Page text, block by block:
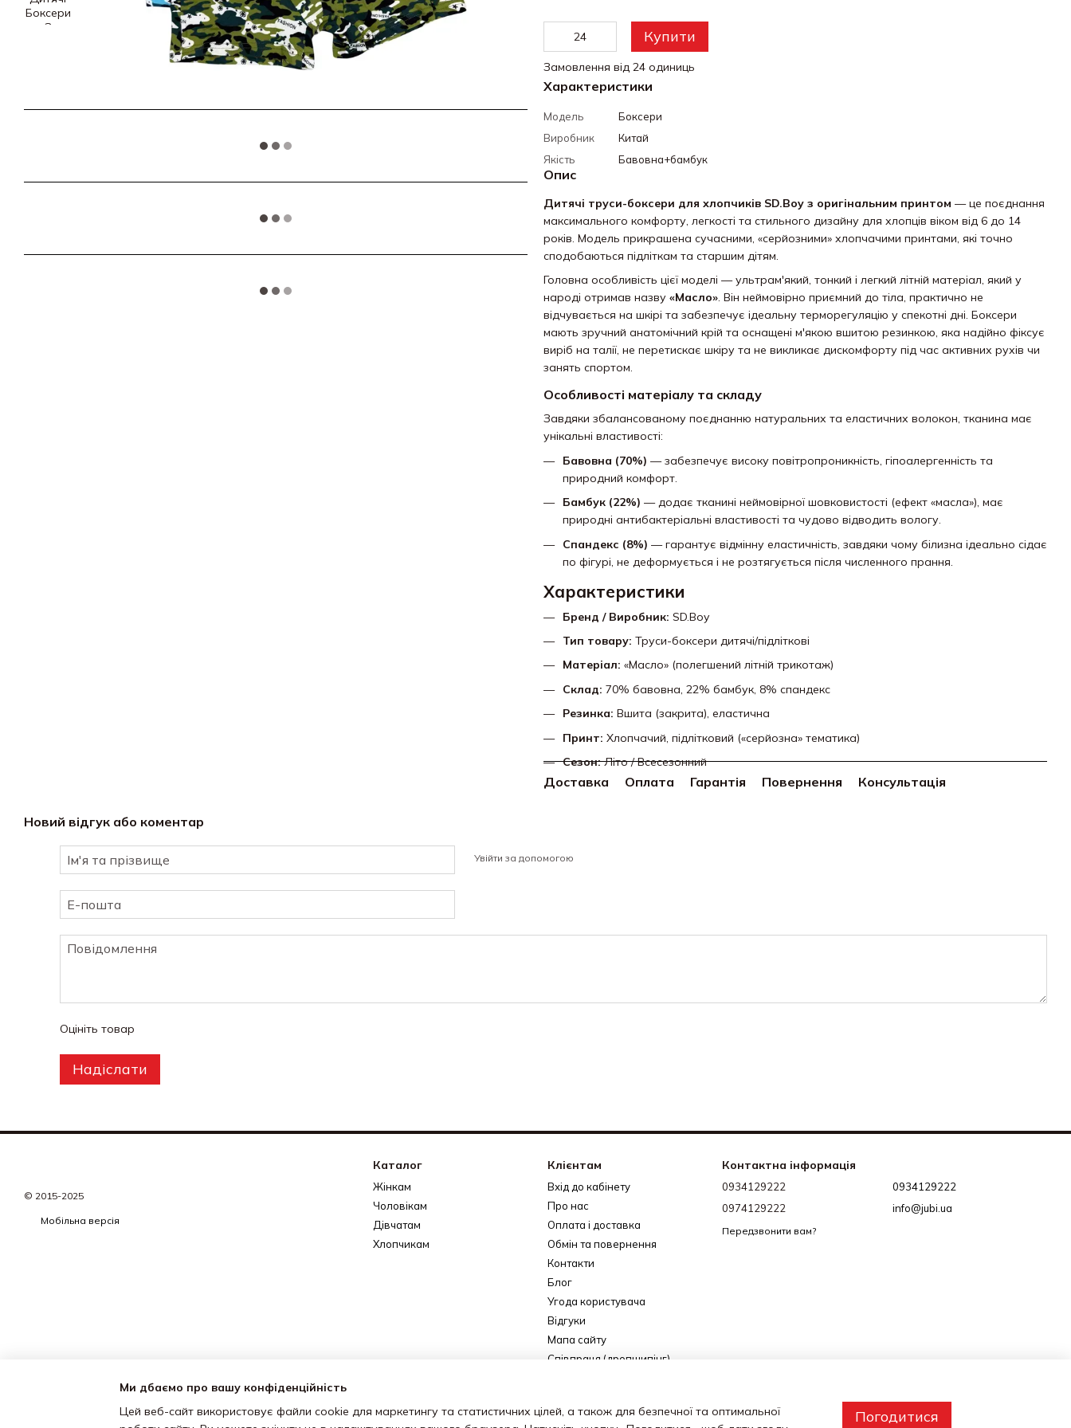
Купити
Замовлення від 24 одиниць
Характеристики
Модель
Боксери
Виробник
Китай
Якість
Бавовна+бамбук
Опис
Дитячі труси-боксери для хлопчиків SD.Boy з оригінальним принтом — це поєднання
максимального комфорту, легкості та стильного дизайну для хлопців віком від 6 до 14
років. Модель прикрашена сучасними, «серйозними» хлопчачими принтами, які точно
сподобаються підліткам та старшим дітям.
Головна особливість цієї моделі — ультрам'який, тонкий і легкий літній матеріал, який у
народі отримав назву «Масло». Він неймовірно приємний до тіла, практично не
відчувається на шкірі та забезпечує ідеальну терморегуляцію у спекотні дні. Боксери
мають зручний анатомічний крій та оснащені м'якою вшитою резинкою, яка надійно фіксує
виріб на талії, не перетискає шкіру та не викликає дискомфорту під час активних рухів чи
занять спортом.
Особливості матеріалу та складу
Завдяки збалансованому поєднанню натуральних та еластичних волокон, тканина має
унікальні властивості:
Бавовна (70%) — забезпечує високу повітропроникність, гіпоалергенність та
природний комфорт.
Бамбук (22%) — додає тканині неймовірної шовковистості (ефект «масла»), має
природні антибактеріальні властивості та чудово відводить вологу.
Спандекс (8%) — гарантує відмінну еластичність, завдяки чому білизна ідеально сідає
по фігурі, не деформується і не розтягується після численного прання.
Характеристики
Бренд / Виробник: SD.Boy
Тип товару: Труси-боксери дитячі/підліткові
Матеріал: «Масло» (полегшений літній трикотаж)
Склад: 70% бавовна, 22% бамбук, 8% спандекс
Резинка: Вшита (закрита), еластична
Принт: Хлопчачий, підлітковий («серйозна» тематика)
Сезон:Літо / Всесезонний
Доставка Оплата Гарантія Повернення Консультація
Новий відгук або коментар
Увійти за допомогою
Оцініть товар
Надіслати
© 2015-2025
Мобільна версія
Каталог
Жінкам
Чоловікам
Дівчатам
Хлопчикам
Клієнтам
Вхід до кабінету
Про нас
Оплата і доставка
Обмін та повернення
Контакти
Блог
Угода користувача
Відгуки
Мапа сайту
Співпраця (дропшипінг)
Контактна інформація
0934129222
0974129222
Передзвонити вам?
0934129222
info@jubi.ua
Ми дбаємо про вашу конфіденційність
Цей веб-сайт використовує файли cookie для маркетингу та статистичних цілей, а також для безпечної та оптимальної
Погодитися